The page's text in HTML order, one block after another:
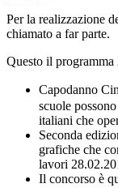
Per la realizzazione
chiamato a far parte.
Questo il programma
Capodanno
scuole
italiani che
Seconda
grafiche che
lavori
Il concorso è